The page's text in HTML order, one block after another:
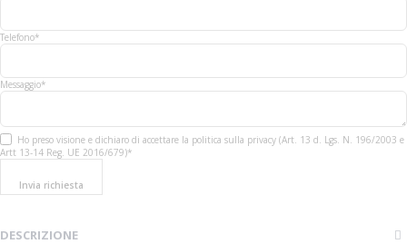
Telefono*
Messaggio*
Ho preso visione e dichiaro di accettare la politica sulla privacy (Art. 13 d. Lgs. N. 196/2003 e
Artt 13-14 Reg. UE 2016/679)*
Invia richiesta
DESCRIZIONE